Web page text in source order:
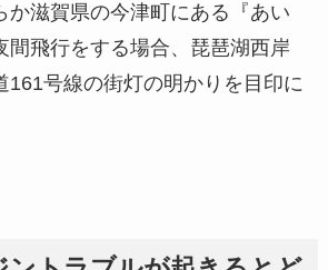
か滋賀県の今津町にある『あい
間飛行をする場合、琵琶湖西岸
161号線の街灯の明かりを目印に